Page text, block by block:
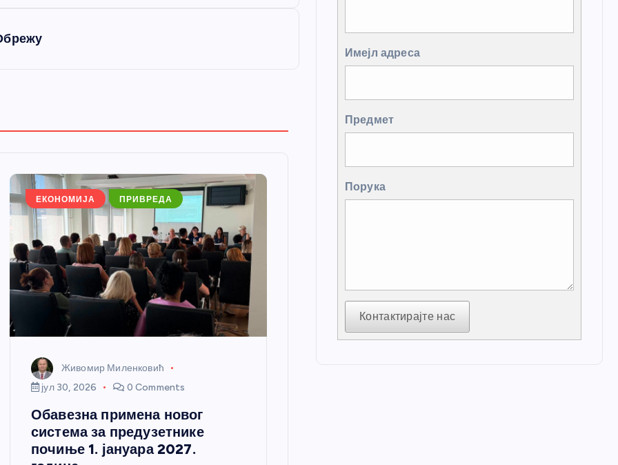
ЕКОНОМИЈА ПРИВРЕДА
Живомир Миленковић
јул 30, 2026
0 Comments
Обавезна примена новог
система за предузетнике
почиње 1. јануара 2027.
Имејл адреса
Предмет
Порука
Контактирајте нас